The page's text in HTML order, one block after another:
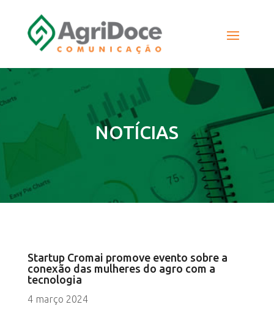
NOTÍCIAS
Startup Cromai promove evento sobre a
conexão das mulheres do agro com a
tecnologia
4 março 2024